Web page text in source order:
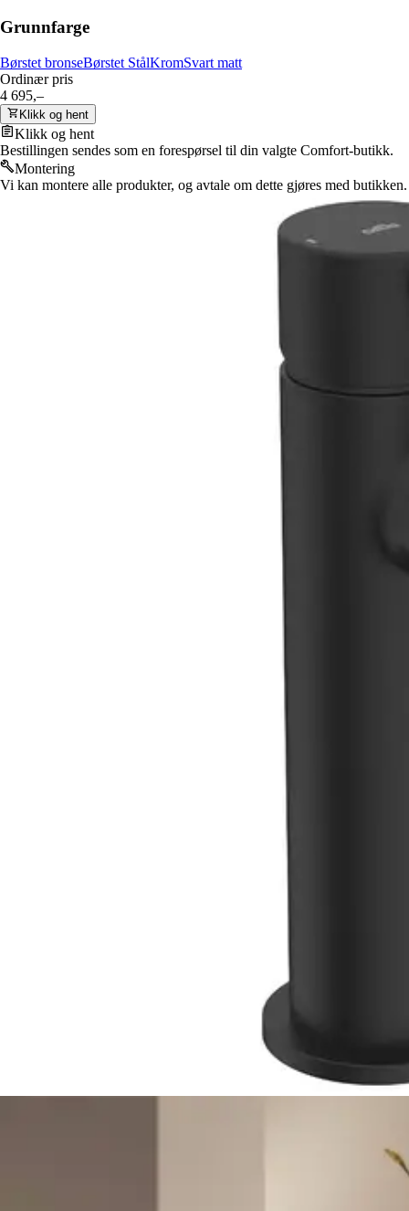
Grunnfarge
Børstet bronseBørstet StålKromSvart matt
Ordinær pris
4 695,–
Klikk og hent
Klikk og hent
Bestillingen sendes som en forespørsel til din valgte Comfort-butikk.
Montering
Vi kan montere alle produkter, og avtale om dette gjøres med butikken.